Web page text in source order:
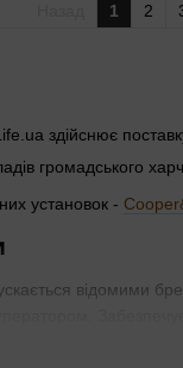
здійснює
громадського
установок -
відомими
1 2